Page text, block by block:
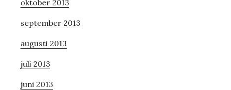
oktober 2013
september 2013
augusti 2013
juli 2013
juni 2013